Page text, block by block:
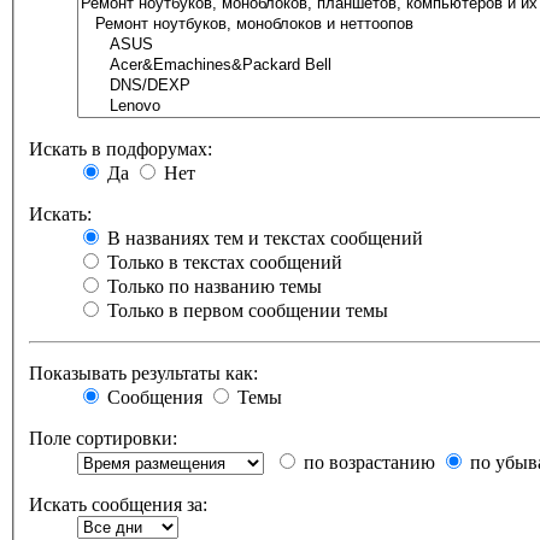
Искать в подфорумах:
Да
Нет
Искать:
В названиях тем и текстах сообщений
Только в текстах сообщений
Только по названию темы
Только в первом сообщении темы
Показывать результаты как:
Сообщения
Темы
Поле сортировки:
по возрастанию
по
Искать сообщения за: